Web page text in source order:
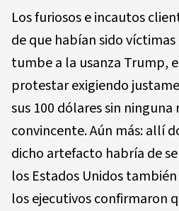
Los furiosos e incautos
de que habían sido
tumbe a la usanza Trump,
protestar exigiendo
sus 100 dólares sin ninguna
convincente. Aún más: allí
dicho artefacto habría de
los Estados Unidos
los ejecutivos confirmaron